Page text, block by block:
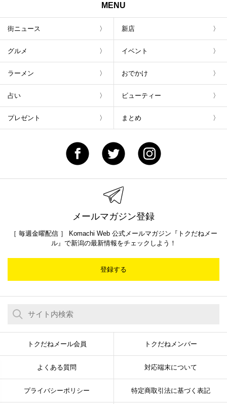
MENU
街ニュース 新店
グルメ イベント
ラーメン おでかけ
占い ビューティー
プレゼント まとめ
メールマガジン登録
［ 毎週金曜配信 ］ Komachi Web 公式メールマガジン『トクだねメー
ル』で新潟の最新情報をチェックしよう！
登録する
トクだねメール会員 トクだねメンバー
よくある質問 対応端末について
プライバシーポリシー 特定商取引法に基づく表記